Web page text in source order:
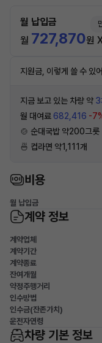
월 납입금
월 727,870원
지원금, 이렇게 쓸 수 있
지금 보고 있는 차량 약 3
월 대여료 682,416 -
🍲 순대국밥 약200그릇
🍜 컵라면 약1,111개
비용
월 납입금
계약 정보
계약업체
계약기간
계약종료
잔여개월
약정주행거리
인수방법
인수금(잔존가치)
운전자연령
차량 기본 정보